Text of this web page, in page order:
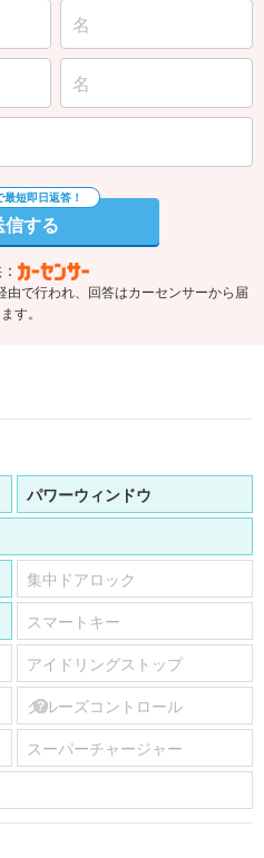
信する
で行われ、回答はカーセンサーから届
す。
パワーウィンドウ
集中ドアロック
スマートキー
アイドリングストップ
クルーズコントロール
スーパーチャージャー